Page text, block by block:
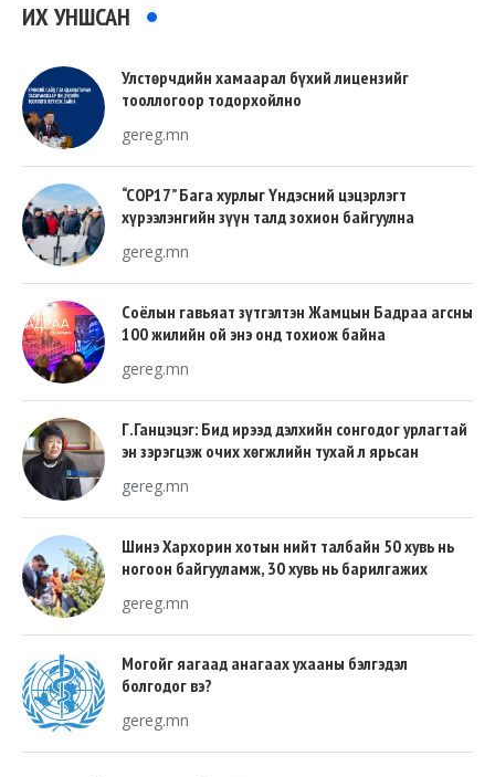
ИХ УНШСАН
Улстөрчдийн хамаарал бүхий лицензийг
тооллогоор тодорхойлно
gereg.mn
“COP17” Бага хурлыг Үндэсний цэцэрлэгт
хүрээлэнгийн зүүн талд зохион байгуулна
gereg.mn
Соёлын гавьяат зүтгэлтэн Жамцын Бадраа агсны
100 жилийн ой энэ онд тохиож байна
gereg.mn
Г.Ганцэцэг: Бид ирээд дэлхийн сонгодог урлагтай
эн зэрэгцэж очих хөгжлийн тухай л ярьсан
gereg.mn
Шинэ Хархорин хотын нийт талбайн 50 хувь нь
ногоон байгууламж, 30 хувь нь барилгажих
gereg.mn
Могойг яагаад анагаах ухааны бэлгэдэл
болгодог вэ?
gereg.mn